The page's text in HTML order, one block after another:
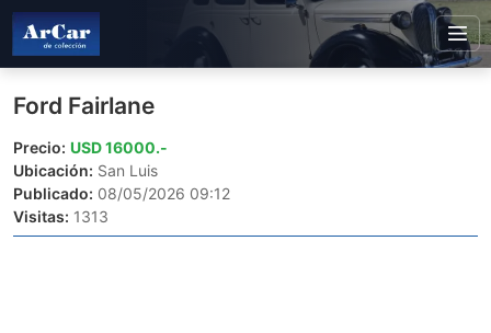
Ford Fairlane
Precio: USD 16000.-
Ubicación: San Luis
Publicado: 08/05/2026 09:12
Visitas: 1313